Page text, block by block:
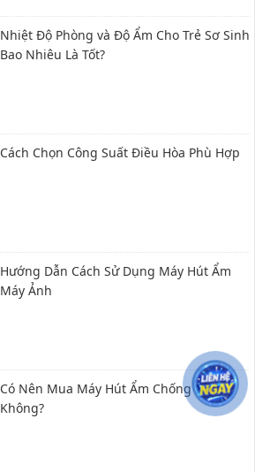
Nhiệt Độ Phòng và Độ Ẩm Cho Trẻ Sơ Sinh
Bao Nhiêu Là Tốt?
Cách Chọn Công Suất Điều Hòa Phù Hợp
Hướng Dẫn Cách Sử Dụng Máy Hút Ẩm
Máy Ảnh
Có Nên Mua Máy Hút Ẩm Chống Nồm
Không?